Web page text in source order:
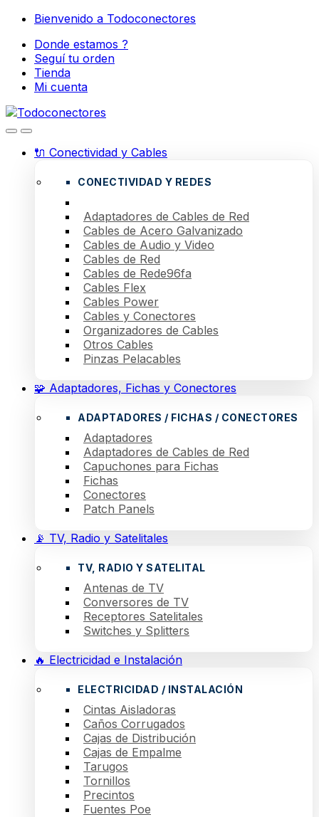
Skip
navigation
Skip
content
Bienvenido a Todoconectores
Donde estamos ?
Seguí tu orden
Tienda
Mi cuenta
🔌 Conectividad y Cables
CONECTIVIDAD Y REDES
Adaptadores de Cables de Red
Cables de Acero Galvanizado
Cables de Audio y Video
Cables de Red
Cables de Rede96fa
Cables Flex
Cables Power
Cables y Conectores
Organizadores de Cables
Otros Cables
Pinzas Pelacables
🧩 Adaptadores, Fichas y Conectores
ADAPTADORES / FICHAS / CONECTORES
Adaptadores
Adaptadores de Cables de Red
Capuchones para Fichas
Fichas
Conectores
Patch Panels
📡 TV, Radio y Satelitales
TV, RADIO Y SATELITAL
Antenas de TV
Conversores de TV
Receptores Satelitales
Switches y Splitters
🔥 Electricidad e Instalación
ELECTRICIDAD / INSTALACIÓN
Cintas Aisladoras
Caños Corrugados
Cajas de Distribución
Cajas de Empalme
Tarugos
Tornillos
Precintos
Fuentes Poe